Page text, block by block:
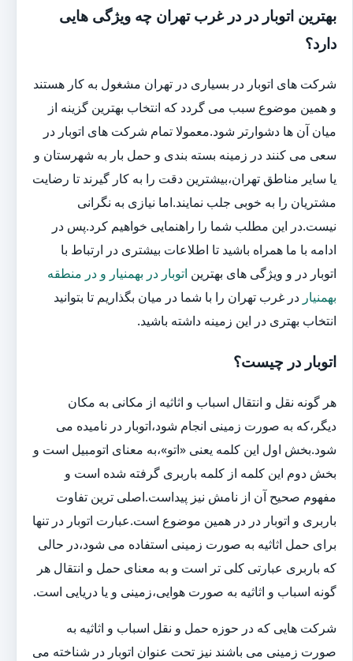
بهترین اتوبار در در غرب تهران چه ویژگی هایی
دارد؟
شرکت های اتوبار در بسیاری در تهران مشغول به کار هستند
و همین موضوع سبب می گردد که انتخاب بهترین گزینه از
میان آن ها دشوارتر شود.معمولا تمام شرکت های اتوبار در
سعی می کنند در زمینه بسته بندی و حمل بار به شهرستان و
یا سایر مناطق تهران،بیشترین دقت را به کار گیرند تا رضایت
مشتریان را به خوبی جلب نمایند.اما نیازی به نگرانی
نیست.در این مطلب شما را راهنمایی خواهیم کرد.پس در
ادامه با ما همراه باشید تا اطلاعات بیشتری در ارتباط با
اتوبار در و ویژگی های بهترین اتوبار در بهمنیار و در منطقه
بهمنیار در غرب تهران را با شما در میان بگذاریم تا بتوانید
انتخاب بهتری در این زمینه داشته باشید.
اتوبار در چیست؟
هر گونه نقل و انتقال اسباب و اثاثیه از مکانی به مکان
دیگر،که به صورت زمینی انجام شود،اتوبار در نامیده می
شود.بخش اول این کلمه یعنی «اتو»،به معنای اتومبیل است و
بخش دوم این کلمه از کلمه باربری گرفته شده است و
مفهوم صحیح آن از نامش نیز پیداست.اصلی ترین تفاوت
باربری و اتوبار در در همین موضوع است.عبارت اتوبار در تنها
برای حمل اثاثیه به صورت زمینی استفاده می شود،در حالی
که باربری عبارتی کلی تر است و به معنای حمل و انتقال هر
گونه اسباب و اثاثیه به صورت هوایی،زمینی و یا دریایی است.
شرکت هایی که در حوزه حمل و نقل اسباب و اثاثیه به
صورت زمینی می باشند نیز تحت عنوان اتوبار در شناخته می